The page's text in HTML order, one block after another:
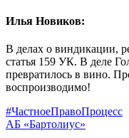
Илья Новиков:
В делах о виндикации,
статья 159 УК. В деле
превратилось в вино.
воспроизводимо!
#ЧастноеПравоПроцесс
АБ «Бартолиус»